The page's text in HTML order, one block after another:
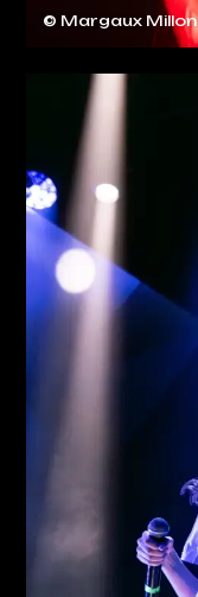
© Margaux Millon